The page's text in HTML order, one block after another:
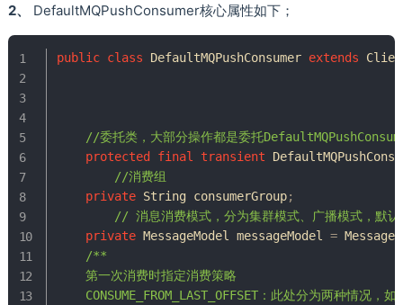
2、
DefaultMQPushConsumer核心属性如下；
public class DefaultMQPushConsumer extends
//委托类，大部分操作都是委托
protected
final transient
//消费组
private String consumerGroup;
// 消息消费模式，分为集群模式、广播模式，默认
private MessageModel messageModel =
/**